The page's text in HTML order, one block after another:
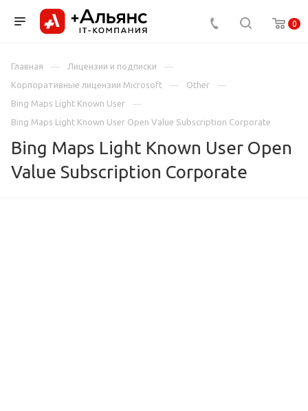
0
Главная
Лицензии и подписки
Корпоративные лицензии Microsoft
Other
Bing Maps Light Known User
Bing Maps Light Known User Open Value Subscription Corporate
Bing Maps Light Known User Open
Value Subscription Corporate